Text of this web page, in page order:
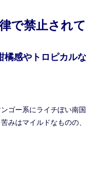
で禁止されて
橘感やトロピカル
ゴー系にライチぽい南
みはマイルドなものの